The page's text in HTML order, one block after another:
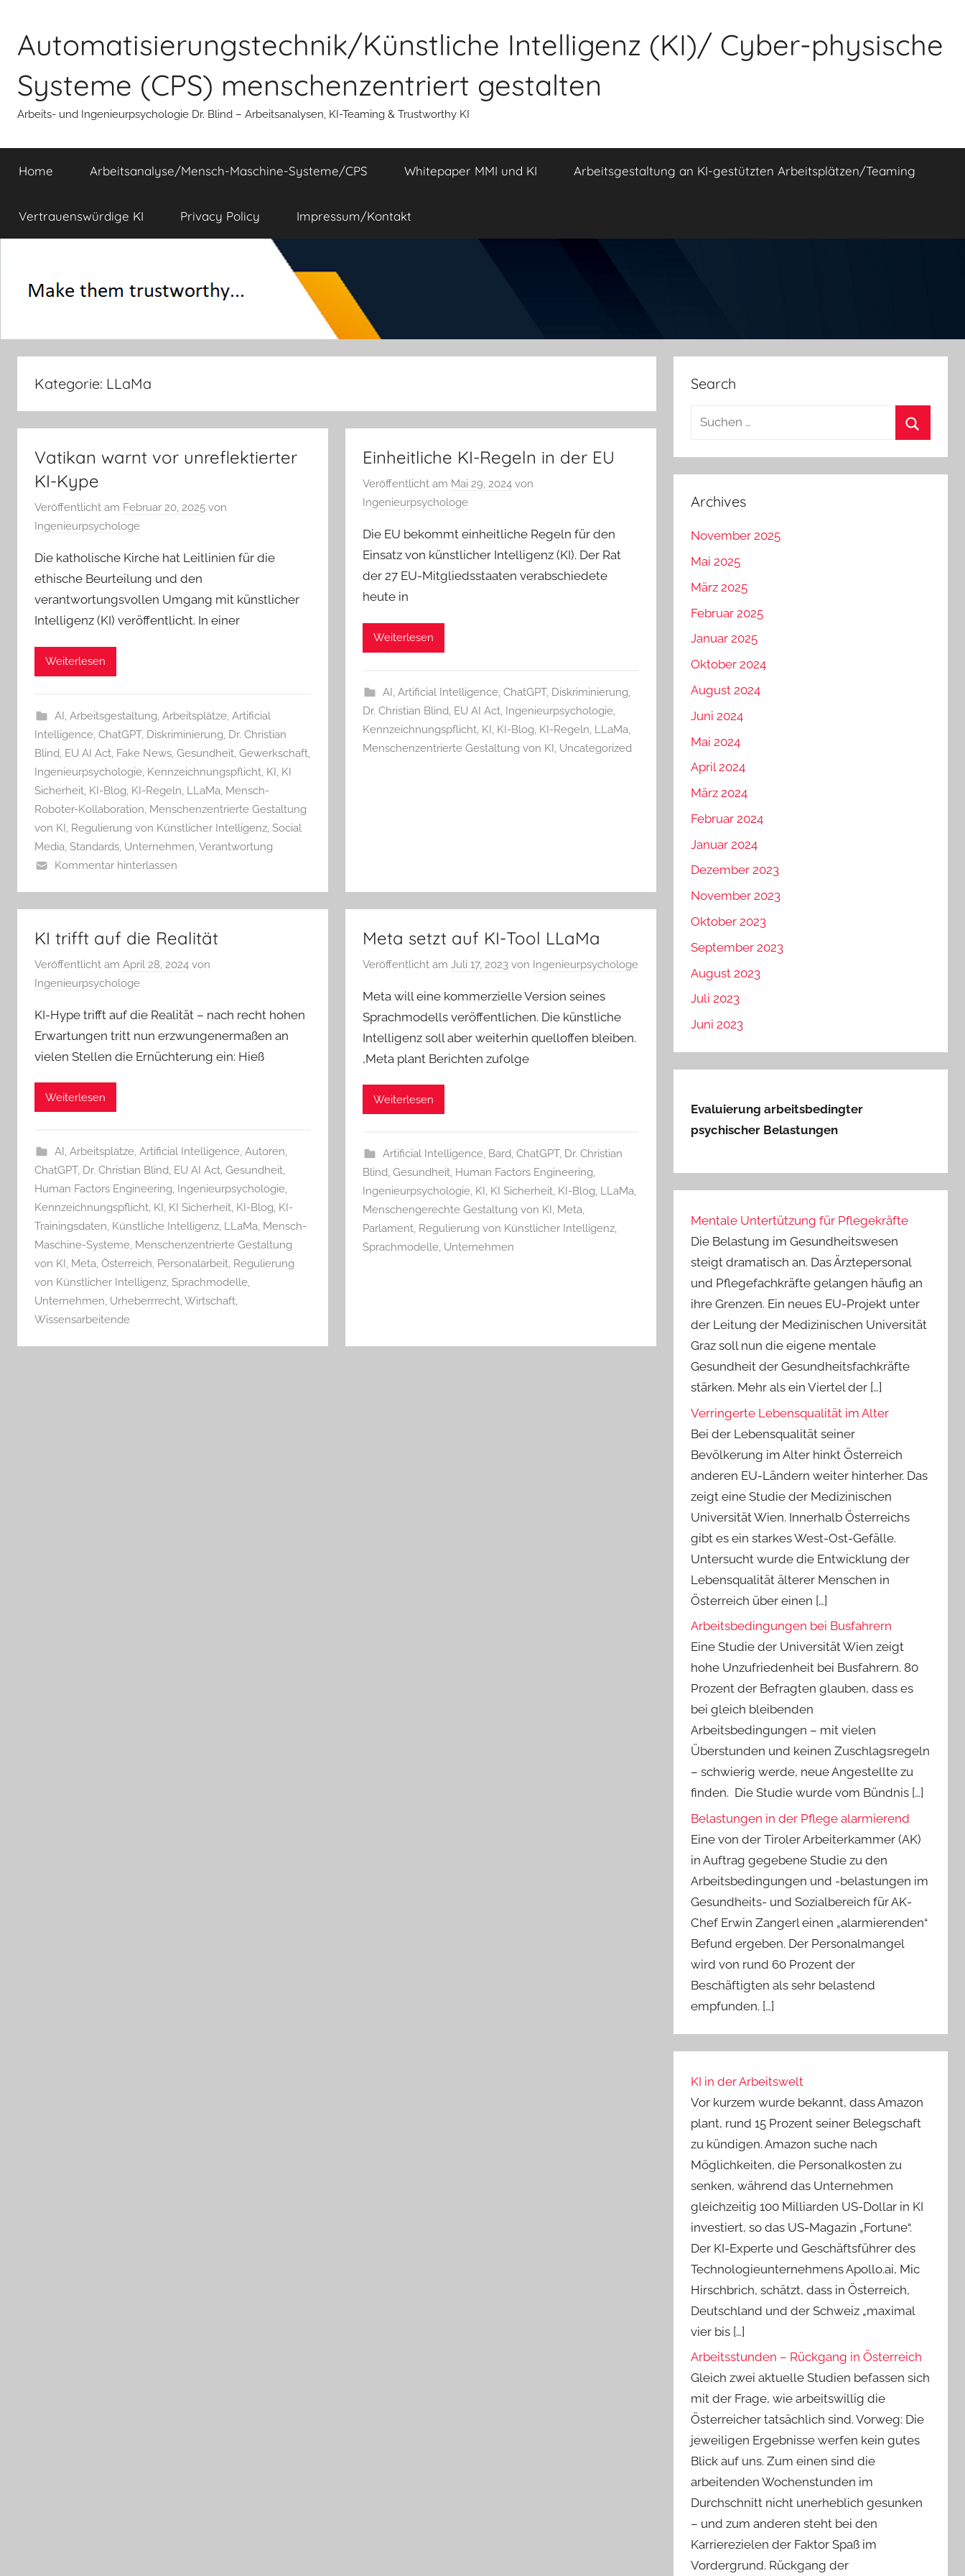
springen
Automatisierungstechnik/Künstliche Intelligenz (KI)/ Cyber-physische
Systeme (CPS) menschenzentriert gestalten
Arbeits- und Ingenieurpsychologie Dr. Blind – Arbeitsanalysen, KI-Teaming & Trustworthy KI
Home Arbeitsanalyse/Mensch-Maschine-Systeme/CPS Whitepaper MMI und KI Arbeitsgestaltung an KI-gestützten Arbeitsplätzen/Teaming
Vertrauenswürdige KI Privacy Policy Impressum/Kontakt
Kategorie: LLaMa
Vatikan warnt vor unreflektierter
KI-Kype
Veröffentlicht am Februar 20, 2025 von
Ingenieurpsychologe
Die katholische Kirche hat Leitlinien für die
ethische Beurteilung und den
verantwortungsvollen Umgang mit künstlicher
Intelligenz (KI) veröffentlicht. In einer
Weiterlesen
AI, Arbeitsgestaltung, Arbeitsplätze, Artificial
Intelligence, ChatGPT, Diskriminierung, Dr. Christian
Blind, EU AI Act, Fake News, Gesundheit, Gewerkschaft,
Ingenieurpsychologie, Kennzeichnungspflicht, KI, KI
Sicherheit, KI-Blog, KI-Regeln, LLaMa, Mensch-
Roboter-Kollaboration, Menschenzentrierte Gestaltung
von KI, Regulierung von Künstlicher Intelligenz, Social
Media, Standards, Unternehmen,Verantwortung
Kommentar hinterlassen
Einheitliche KI-Regeln in der EU
Veröffentlicht am Mai 29, 2024 von
Ingenieurpsychologe
Die EU bekommt einheitliche Regeln für den
Einsatz von künstlicher Intelligenz (KI). Der Rat
der 27 EU-Mitgliedsstaaten verabschiedete
heute in
Weiterlesen
AI, Artificial Intelligence, ChatGPT, Diskriminierung,
Dr. Christian Blind, EU AI Act, Ingenieurpsychologie,
Kennzeichnungspflicht, KI, KI-Blog, KI-Regeln, LLaMa,
Menschenzentrierte Gestaltung von KI, Uncategorized
KI trifft auf die Realität
Veröffentlicht am April 28, 2024 von
Ingenieurpsychologe
KI-Hype trifft auf die Realität – nach recht hohen
Erwartungen tritt nun erzwungenermaßen an
vielen Stellen die Ernüchterung ein: Hieß
Weiterlesen
AI , Arbeitsplätze, Artificial Intelligence, Autoren,
ChatGPT, Dr. Christian Blind, EU AI Act, Gesundheit,
Human Factors Engineering, Ingenieurpsychologie,
Kennzeichnungspflicht, KI , KI Sicherheit, KI-Blog, KI-
Trainingsdaten, Künstliche Intelligenz, LLaMa, Mensch-
Maschine-Systeme, Menschenzentrierte Gestaltung
von KI , Meta, Österreich, Personalarbeit, Regulierung
von Künstlicher Intelligenz, Sprachmodelle,
Unternehmen, Urheberrrecht,Wirtschaft,
Wissensarbeitende
Meta setzt auf KI-Tool LLaMa
Veröffentlicht amJuli 17, 2023 von Ingenieurpsychologe
Meta will eine kommerzielle Version seines
Sprachmodells veröffentlichen. Die künstliche
Intelligenz soll aber weiterhin quelloffen bleiben.
,Meta plant Berichten zufolge
Weiterlesen
Artificial Intelligence, Bard, ChatGPT, Dr. Christian
Blind,Gesundheit, Human Factors Engineering,
Ingenieurpsychologie, KI , KI Sicherheit, KI-Blog, LLaMa,
Menschengerechte Gestaltung von KI , Meta,
Parlament, Regulierung von Künstlicher Intelligenz,
Sprachmodelle, Unternehmen
Search
Suchen
Archives
November 2025
Mai 2025
März 2025
Februar 2025
Januar 2025
Oktober 2024
August 2024
Juni 2024
Mai 2024
April 2024
März 2024
Februar 2024
Januar 2024
Dezember 2023
November 2023
Oktober 2023
September 2023
August 2023
Juli 2023
Juni 2023
Evaluierung arbeitsbedingter
psychischer Belastungen
Mentale Untertützung für Pflegekräfte
Die Belastung im Gesundheitswesen
steigt dramatisch an. Das Ärztepersonal
und Pflegefachkräfte gelangen häufig an
ihre Grenzen. Ein neues EU-Projekt unter
der Leitung der Medizinischen Universität
Graz soll nun die eigene mentale
Gesundheit der Gesundheitsfachkräfte
stärken. Mehr als ein Viertel der […]
Verringerte Lebensqualität im Alter
Bei der Lebensqualität seiner
Bevölkerung im Alter hinkt Österreich
anderen EU-Ländern weiter hinterher. Das
zeigt eine Studie der Medizinischen
Universität Wien. Innerhalb Österreichs
gibt es ein starkes West-Ost-Gefälle.
Untersucht wurde die Entwicklung der
Lebensqualität älterer Menschen in
Österreich über einen […]
Arbeitsbedingungen bei Busfahrern
Eine Studie der Universität Wien zeigt
hohe Unzufriedenheit bei Busfahrern. 80
Prozent der Befragten glauben, dass es
bei gleich bleibenden
Arbeitsbedingungen – mit vielen
Überstunden und keinen Zuschlagsregeln
– schwierig werde, neue Angestellte zu
finden. Die Studie wurde vom Bündnis […]
Belastungen in der Pflege alarmierend
Eine von der Tiroler Arbeiterkammer (AK)
in Auftrag gegebene Studie zu den
Arbeitsbedingungen und -belastungen im
Gesundheits- und Sozialbereich für AK-
Chef Erwin Zangerl einen „alarmierenden“
Befund ergeben. Der Personalmangel
wird von rund 60 Prozent der
Beschäftigten als sehr belastend
empfunden. […]
KI in der Arbeitswelt
Vor kurzem wurde bekannt, dass Amazon
plant, rund 15 Prozent seiner Belegschaft
zu kündigen. Amazon suche nach
Möglichkeiten, die Personalkosten zu
senken, während das Unternehmen
gleichzeitig 100 Milliarden US-Dollar in KI
investiert, so das US-Magazin „Fortune“.
Der KI-Experte und Geschäftsführer des
Technologieunternehmens Apollo.ai, Mic
Hirschbrich, schätzt, dass in Österreich,
Deutschland und der Schweiz „maximal
vier bis […]
Arbeitsstunden – Rückgang in Österreich
Gleich zwei aktuelle Studien befassen sich
mit der Frage, wie arbeitswillig die
Österreicher tatsächlich sind. Vorweg: Die
jeweiligen Ergebnisse werfen kein gutes
Blick auf uns. Zum einen sind die
arbeitenden Wochenstunden im
Durchschnitt nicht unerheblich gesunken
– und zum anderen steht bei den
Karrierezielen der Faktor Spaß im
Vordergrund. Rückgang der